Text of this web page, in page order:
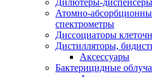
Дилютеры-
Атомно-
спектрометры
Диссоциаторы
Дистилляторы,
Аксессуары
Бактерицидные